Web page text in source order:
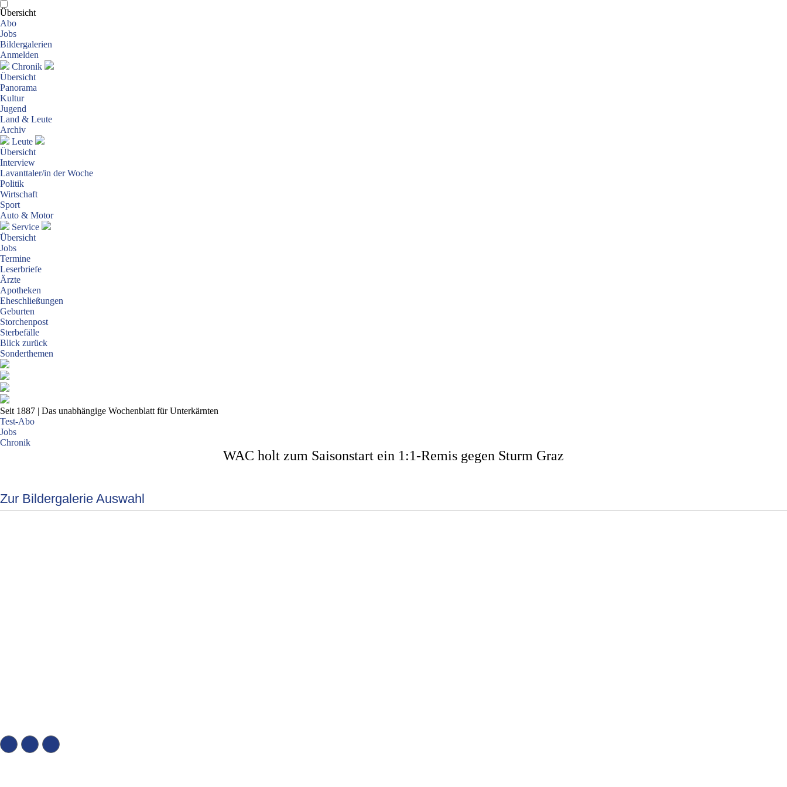
Übersicht
Abo
Jobs
Bildergalerien
Anmelden
Chronik
Übersicht
Panorama
Kultur
Jugend
Land & Leute
Archiv
Leute
Übersicht
Interview
Lavanttaler/in der Woche
Politik
Wirtschaft
Sport
Auto & Motor
Service
Übersicht
Jobs
Termine
Leserbriefe
Ärzte
Apotheken
Eheschließungen
Geburten
Storchenpost
Sterbefälle
Blick zurück
Sonderthemen
Seit 1887 | Das unabhängige Wochenblatt für Unterkärnten
Test-Abo
Jobs
Chronik
WAC holt zum Saisonstart ein 1:1-Remis gegen Sturm Graz
Zur Bildergalerie Auswahl